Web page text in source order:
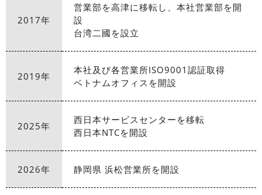
2017年
営業部を高津に移転し、本社営業部を開
設
台湾二國を設立
2019年
本社及び各営業所ISO9001認証取得
ベトナムオフィスを開設
2025年
西日本サービスセンターを移転
西日本NTCを開設
2026年 静岡県 浜松営業所を開設